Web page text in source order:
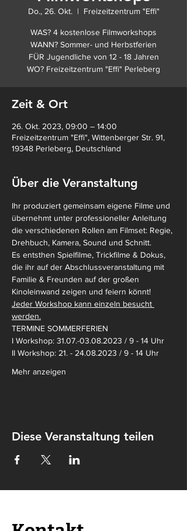
Do., 26. Okt.
  |
Freizeitzentrum "Effi"
WAS? 4 kostenlose Filmworkshops
WANN? Sommer- und Herbstferien
FÜR Jugendliche von 12 - 18 Jahren
WO? Freizeitzentrum "Effi" Perleberg
Zeit & Ort
26. Okt. 2023, 09:00 – 14:00
Freizeitzentrum "Effi", Wittenberger Str. 91,
19348 Perleberg, Deutschland
Über die Veranstaltung
Ihr produziert gemeinsam eigene Filme und
übernehmt unter professioneller Anleitung
die verschiedenen Rollen am Filmset: Regie,
Drehbuch, Kamera, Sound und Schnitt.
Es entsthen Spielfilme, Trickfilme & Dokus,
die ihr auf der Abschlussveranstaltung mit
Familie & Freunden auf der großen
Kinoleinwand zeigen und feiern könnt!
Jeder Workshop kann einzeln besucht
werden.
TERMINE SOMMERFERIEN
I Workshop: 31.07.-03.08.2023 / 9 - 14 Uhr
II Workshop: 21. - 24.08.2023 / 9 - 14 Uhr
Mehr anzeigen
Diese Veranstaltung teilen